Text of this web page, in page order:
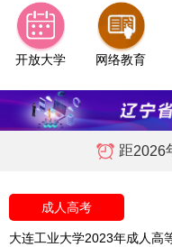
开放大学 网络教育
距2026
成人高考
大连工业大学2023年成人高